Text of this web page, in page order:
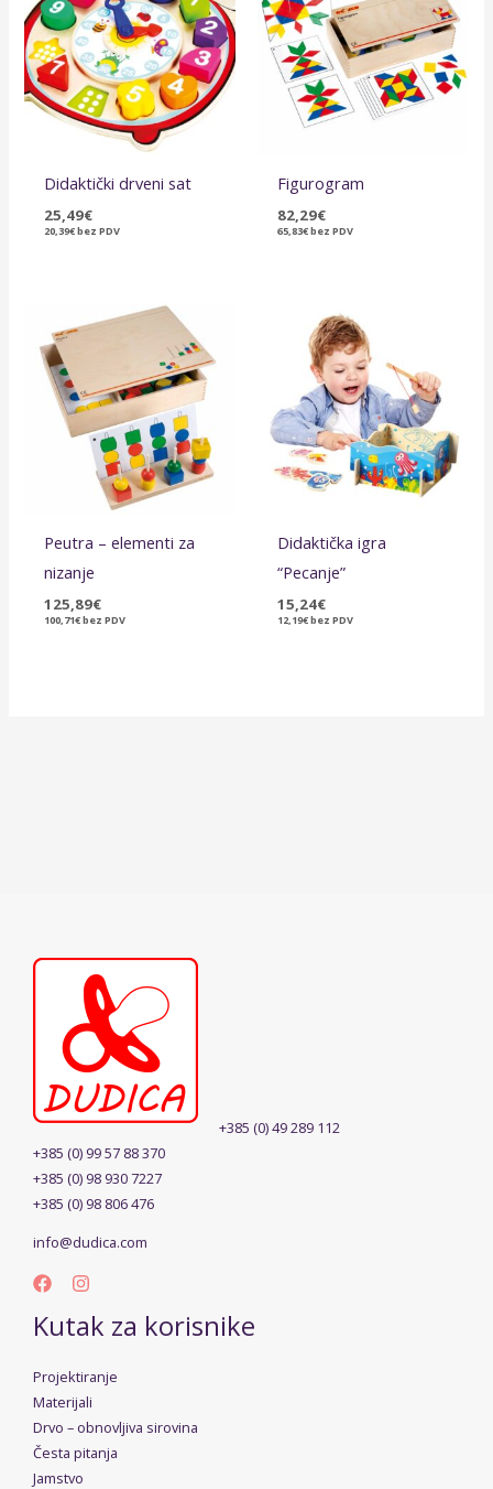
Didaktički drveni sat
25,49€
20,39€bez PDV
Figurogram
82,29€
65,83€bez PDV
Peutra – elementi za
nizanje
125,89€
100,71€bez PDV
Didaktička igra
“Pecanje”
15,24€
12,19€bez PDV
+385 (0) 49 289 112
+385 (0) 99 57 88 370
+385 (0) 98 930 7227
+385 (0) 98 806 476
info@dudica.com
Kutak za korisnike
Projektiranje
Materijali
Drvo – obnovljiva sirovina
Česta pitanja
Jamstvo